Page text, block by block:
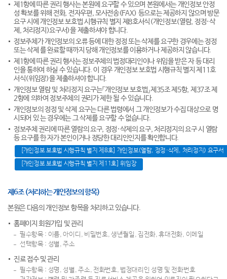
제1항에 따른 권리 행사는 본원에 요구할 수 있으며 본원에서는 개인정보 안정
성 확보를 위해 전화, 전자우편, 모사전송(FAX) 등으로는 제공하지 않으며 방문
요구 시에 개인정보 보호법 시행규칙 별지 제8호서식(개인정보(열람, 정정·삭
제, 처리정지)요구서)을 제출하셔야 합니다.
정보주체가 개인정보의 오류 등에 대한 정정 또는 삭제를 요구한 경우에는 정정
또는 삭제 를 완료할 때까지 당해 개인정보를 이용하거나 제공하지 않습니다.
제1항에 따른 권리 행사는 정보주체의 법정대리인이나 위임을 받은 자 등 대리
인을 통하여 하실 수 있습니다. 이 경우 개인정보 보호법 시행규칙 별지 제11호
서식(위임장)을 제출하셔야 합니다.
개인정보 열람 및 처리정지 요구는『개인정보 보호법』제35조 제5항, 제37조 제
2항에 의하여 정보주체의 권리가 제한 될 수 있습니다.
개인정보의 정정 및 삭제 요구는 다른 법령에서 그 개인정보가 수집 대상으로 명
시되어 있 는 경우에는 그 삭제를 요구할 수 없습니다.
정보주체 권리에 따른 열람의 요구, 정정·삭제의 요구, 처리정지의 요구 시 열람
등 요구를 한 자가 본인이거나 정당한 대리인인지를 확인합니다.
[개인정보 보호법 시행규칙 별지 제8호] 개인정보(열람, 정정·삭제, 처리정지) 요구서
[개인정보 보호법 시행규칙 별지 제11호] 위임장
제6조 (처리하는 개인정보의 항목)
본원은 다음의 개인정보 항목을 처리하고 있습니다.
홈페이지 회원가입 및 관리
필수항목 : 이름, 아이디, 비밀번호, 생년월일, 집전화, 휴대전화, 이메일
선택항목 : 성별, 주소
진료 접수 및 관리
필수항목 : 성명, 성별, 주소, 전화번호, 법정대리인 성명 및 전화번호